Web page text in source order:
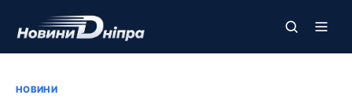
НОВИНИ